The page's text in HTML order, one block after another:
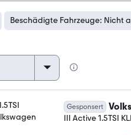
Beschädigte Fahrzeuge: Nicht
Gesponsert
III Active 1.5TSI